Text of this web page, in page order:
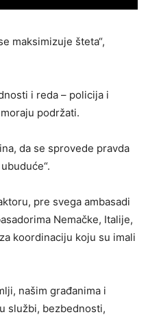
maksimizuje šteta“,
i reda – policija i
podržati.
da se sprovede pravda
pre svega ambasadi
Nemačke, Italije,
koordinaciju koju su imali
našim građanima i
službi, bezbednosti,